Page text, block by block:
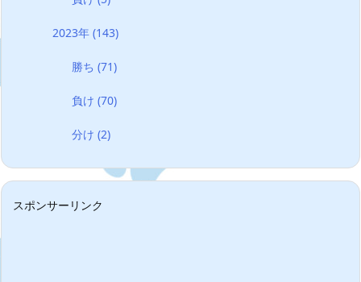
2023年 (143)
勝ち(71)
負け(70)
分け(2)
スポンサーリンク